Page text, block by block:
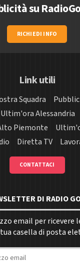
su
RICHIEDI INFO
Link utili
Squadra
Ultim'ora Alessandria
Piemonte
Diretta TV
CONTATTACI
DI RADIO
email per ricevere
casella di posta